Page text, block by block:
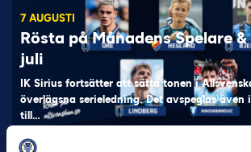
7 AUGUSTI
Rösta på Månadens Spelare
juli
IK Sirius fortsätter att sätta tonen i
överlägsna serieledning. Det avspeglas
till…